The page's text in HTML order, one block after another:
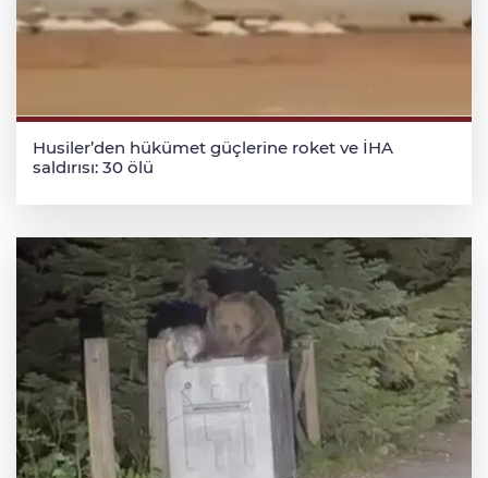
Husiler’den hükümet güçlerine roket ve İHA
saldırısı: 30 ölü